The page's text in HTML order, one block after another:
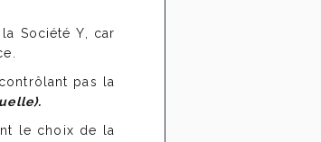
Société Y, car
pas la
le choix de la